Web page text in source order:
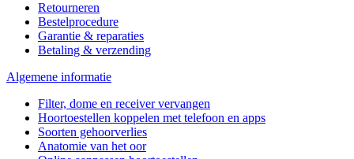
Retourneren
Bestelprocedure
Garantie & reparaties
Betaling & verzending
Algemene informatie
Filter, dome en receiver vervangen
Hoortoestellen koppelen met telefoon en apps
Soorten gehoorverlies
Anatomie van het oor